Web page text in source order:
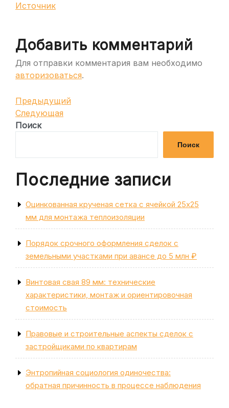
Источник
Добавить комментарий
Для отправки комментария вам необходимо
авторизоваться.
Навигация
по
Предыдущая
запись
Предыдущий
Следующая
запись
Следующая
Поиск
Поиск
Последние записи
Оцинкованная крученая сетка с ячейкой 25х25
мм для монтажа теплоизоляции
Порядок срочного оформления сделок с
земельными участками при авансе до 5 млн ₽
Винтовая свая 89 мм: технические
характеристики, монтаж и ориентировочная
стоимость
Правовые и строительные аспекты сделок с
застройщиками по квартирам
Энтропийная социология одиночества:
обратная причинность в процессе наблюдения